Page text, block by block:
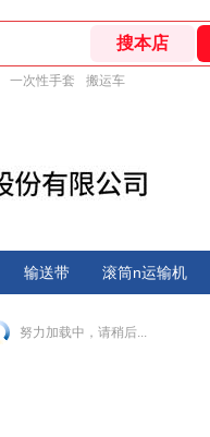
一次性手套 搬运车
输送带 滚筒n运输机
努力加载中，请稍后...